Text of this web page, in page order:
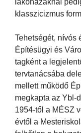
klasszicizmus
Tehetségét, nívós
Építésügyi és
tagként a
tervtanácsába
mellett működő
megkapta az Ybl-
1954-től a MÉSZ
évtől a